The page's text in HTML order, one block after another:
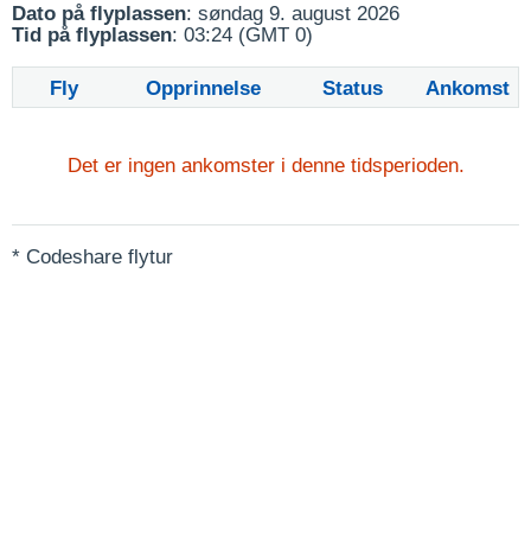
Dato på flyplassen: søndag 9. august 2026
Tid på flyplassen: 03:24 (GMT 0)
Fly Opprinnelse Status Ankomst
Det er ingen ankomster i denne tidsperioden.
* Codeshare flytur